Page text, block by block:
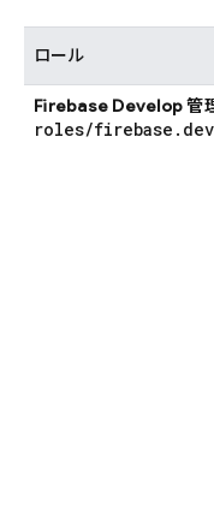
ロール
Firebase Develop 管
roles/firebase .